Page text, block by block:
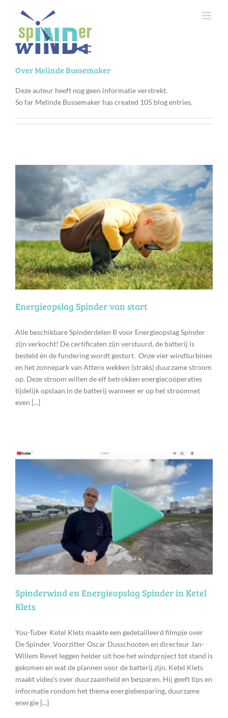
inhoud
OverMelinde Bussemaker
Deze auteur heeft nog geen informatie verstrekt.
So far Melinde Bussemaker has created 105 blog entries.
Energieopslag Spinder van start
Alle beschikbare Spinderdelen B voor Energieopslag Spinder
zijn verkocht! De certificaten zijn verstuurd, de batterij is
besteld én de fundering wordt gestort. Onze vier windturbines
en het zonnepark van Attero wekken (straks) duurzame stroom
op. Deze stroom willen de elf betrokken energiecoöperaties
tijdelijk opslaan in de batterij wanneer er op het stroomnet
even [...]
Spinderwind en Energieopslag Spinder in Ketel
Klets
You-Tuber Ketel Klets maakte een gedetailleerd filmpje over
De Spinder. Voorzitter Oscar Dusschooten en directeur Jan-
Willem Revet leggen helder uit hoe het windproject tot stand is
gekomen en wat de plannen voor de batterij zijn. Ketel Klets
maakt video’s over duurzaamheid en besparen. Hij geeft tips en
informatie rondom het thema energiebesparing, duurzame
energie [...]